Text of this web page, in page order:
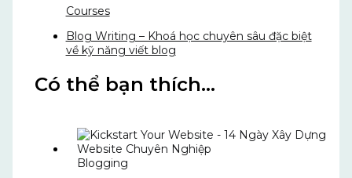
Courses
Blog Writing – Khoá học chuyên sâu đặc biệt
về kỹ năng viết blog
Có thể bạn thích…
Blogging